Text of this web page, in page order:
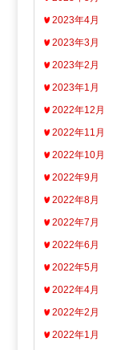
2023年4月
2023年3月
2023年2月
2023年1月
2022年12月
2022年11月
2022年10月
2022年9月
2022年8月
2022年7月
2022年6月
2022年5月
2022年4月
2022年2月
2022年1月